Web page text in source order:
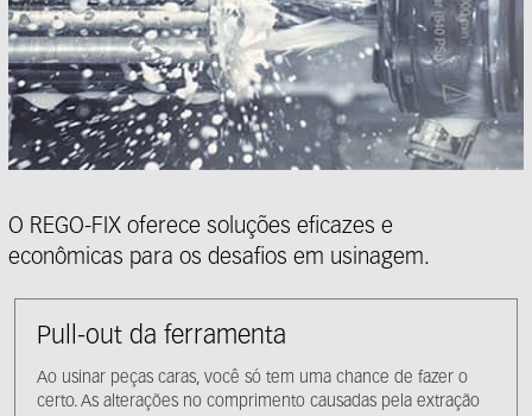
O REGO-FIX oferece soluções eficazes e
econômicas para os desafios em usinagem.
Pull-out da ferramenta
Ao usinar peças caras, você só tem uma chance de fazer o
certo. As alterações no comprimento causadas pela extração